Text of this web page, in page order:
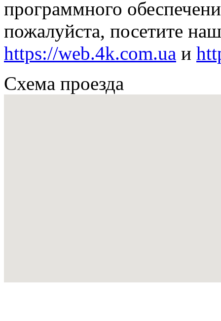
программного
пожалуйста, посетите
https://web.4k.com.ua и
Схема проезда